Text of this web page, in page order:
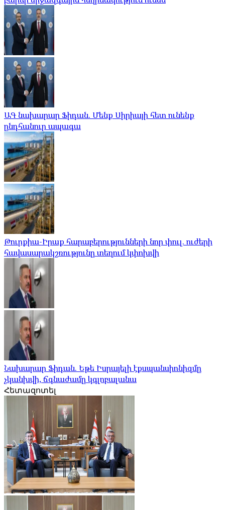
ԱԳ նախարար Ֆիդան. Մենք Սիրիայի հետ ունենք
ընդհանուր ապագա
Թուրքիա-Իրաք հարաբերությունների նոր փուլ. ուժերի
հավասարակշռությունը տեղում կփոխվի
Նախարար Ֆիդան. Եթե Իսրայելի էքսպանսիոնիզմը
չկանխվի, ճգնաժամը կգլոբալանա
Հետազոտել